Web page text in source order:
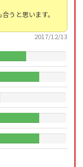
うと思います。
2017/12/13